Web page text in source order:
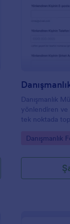
Danışmanlık
yönlendiren
tek noktada
Jotform
Go to
Danışmanlık